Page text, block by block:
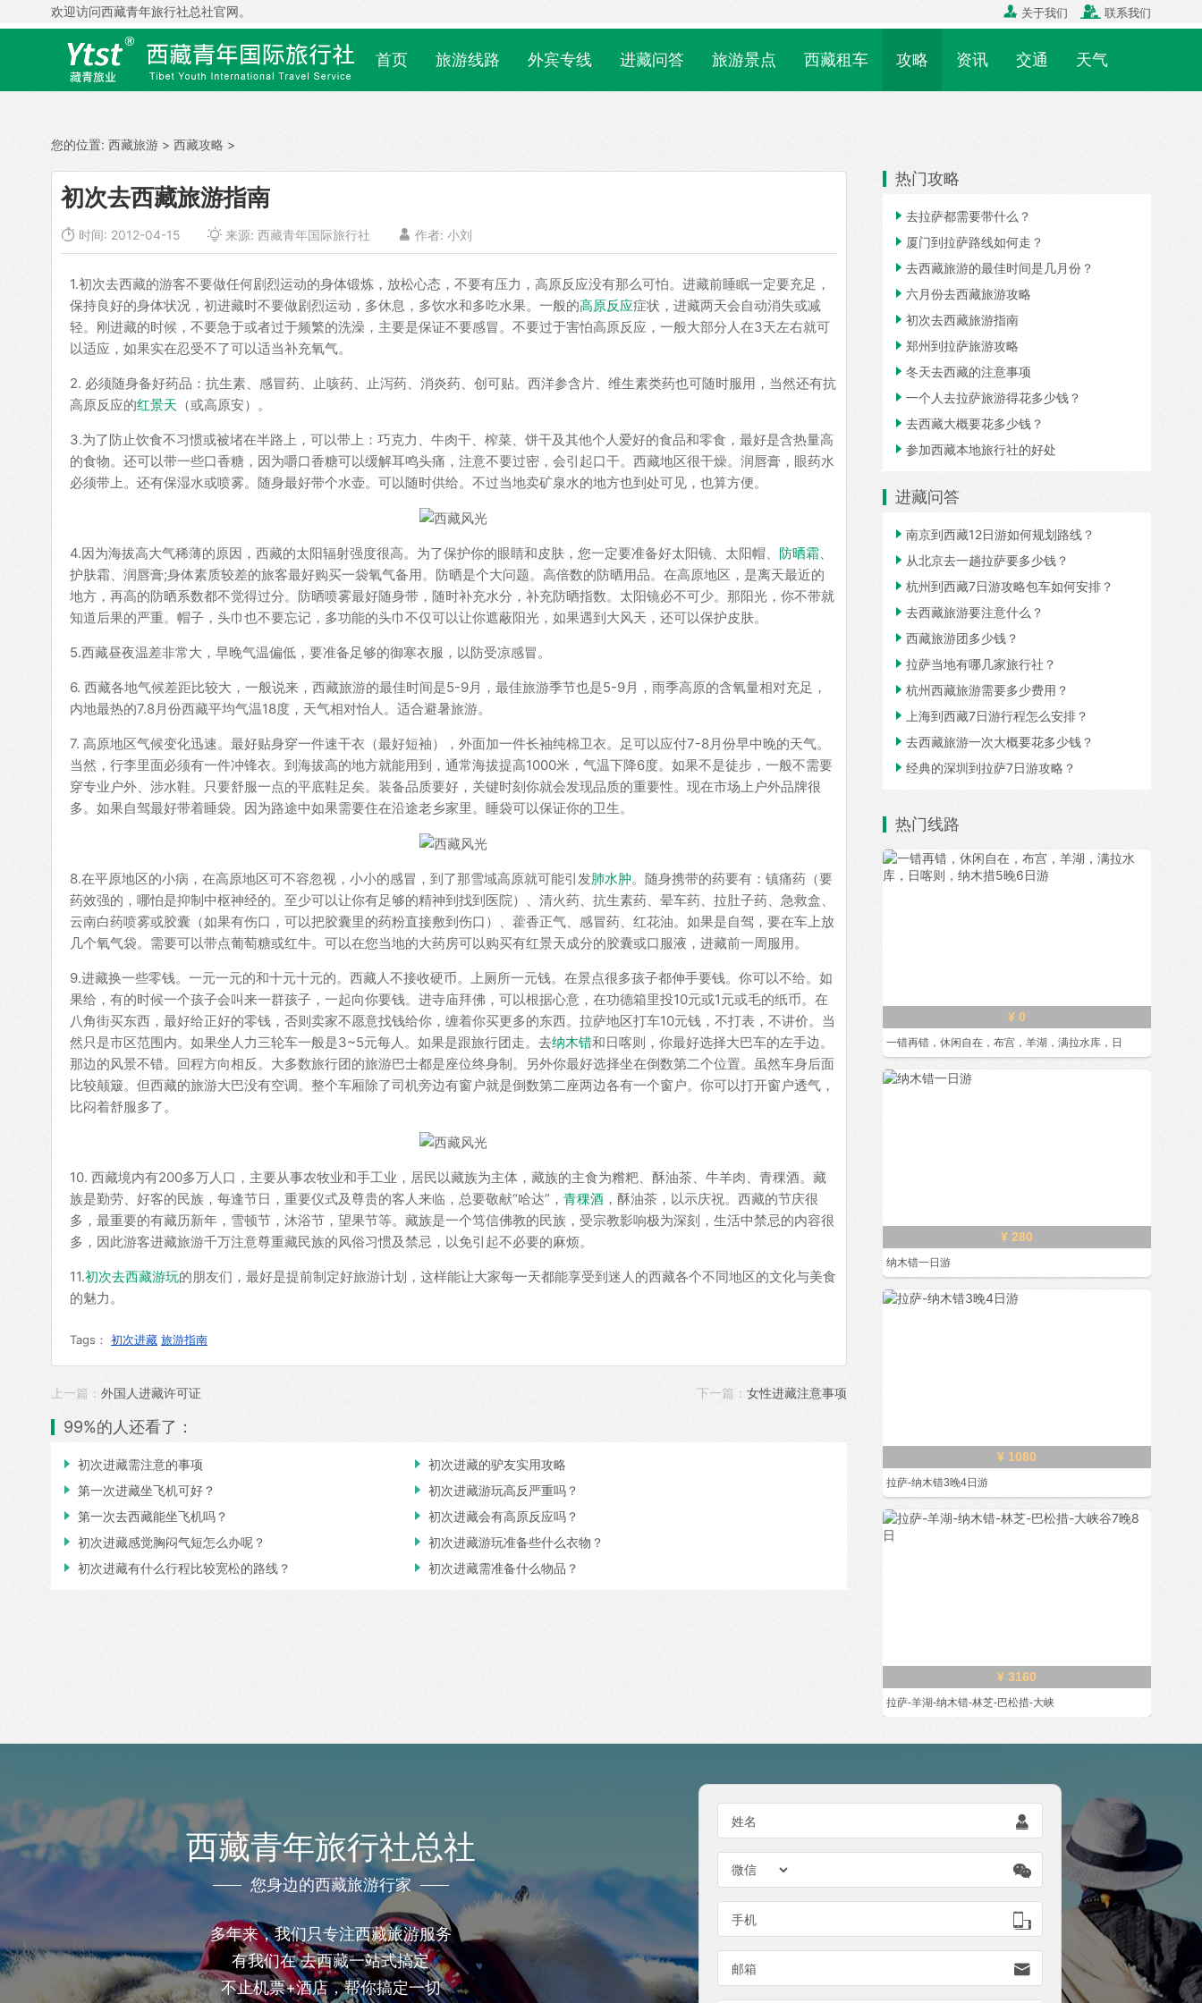
欢迎访问西藏青年旅行社总社官网。  关于我们  联系我们
首页 旅游线路 外宾专线 进藏问答 旅游景点 西藏租车 攻略 资讯 交通 天气
您的位置: 西藏旅游 > 西藏攻略 >
初次去西藏旅游指南
 时间: 2012-04-15 来源: 西藏青年国际旅行社  作者: 小刘
1.初次去西藏的游客不要做任何剧烈运动的身体锻炼，放松心态，不要有压力，高原反应没有那么可怕。进藏前睡眠一定要充足，
保持良好的身体状况，初进藏时不要做剧烈运动，多休息，多饮水和多吃水果。一般的高原反应症状，进藏两天会自动消失或减
轻。刚进藏的时候，不要急于或者过于频繁的洗澡，主要是保证不要感冒。不要过于害怕高原反应，一般大部分人在3天左右就可
以适应，如果实在忍受不了可以适当补充氧气。
2. 必须随身备好药品：抗生素、感冒药、止咳药、止泻药、消炎药、创可贴。西洋参含片、维生素类药也可随时服用，当然还有抗
高原反应的红景天 （或高原安）。
3.为了防止饮食不习惯或被堵在半路上，可以带上：巧克力、牛肉干、榨菜、饼干及其他个人爱好的食品和零食，最好是含热量高
的食物。还可以带一些口香糖，因为嚼口香糖可以缓解耳鸣头痛，注意不要过密，会引起口干。西藏地区很干燥。润唇膏，眼药水
必须带上。还有保湿水或喷雾。随身最好带个水壶。可以随时供给。不过当地卖矿泉水的地方也到处可见，也算方便。
4.因为海拔高大气稀薄的原因，西藏的太阳辐射强度很高。为了保护你的眼睛和皮肤，您一定要准备好太阳镜、太阳帽、 防晒霜、
护肤霜、润唇膏;身体素质较差的旅客最好购买一袋氧气备用。防晒是个大问题。高倍数的防晒用品。在高原地区，是离天最近的
地方，再高的防晒系数都不觉得过分。防晒喷雾最好随身带，随时补充水分，补充防晒指数。太阳镜必不可少。那阳光，你不带就
知道后果的严重。帽子，头巾也不要忘记，多功能的头巾不仅可以让你遮蔽阳光，如果遇到大风天，还可以保护皮肤。
5.西藏昼夜温差非常大，早晚气温偏低，要准备足够的御寒衣服，以防受凉感冒。
6. 西藏各地气候差距比较大，一般说来，西藏旅游的最佳时间是5-9月，最佳旅游季节也是5-9月，雨季高原的含氧量相对充足，
内地最热的7.8月份西藏平均气温18度，天气相对怡人。适合避暑旅游。
7. 高原地区气候变化迅速。最好贴身穿一件速干衣（最好短袖），外面加一件长袖纯棉卫衣。足可以应付7-8月份早中晚的天气。
当然，行李里面必须有一件冲锋衣。到海拔高的地方就能用到，通常海拔提高1000米，气温下降6度。如果不是徒步，一般不需要
穿专业户外、涉水鞋。只要舒服一点的平底鞋足矣。装备品质要好，关键时刻你就会发现品质的重要性。现在市场上户外品牌很
多。如果自驾最好带着睡袋。因为路途中如果需要住在沿途老乡家里。睡袋可以保证你的卫生。
8.在平原地区的小病，在高原地区可不容忽视，小小的感冒，到了那雪域高原就可能引发肺水肿。随身携带的药要有：镇痛药（要
药效强的，哪怕是抑制中枢神经的。至少可以让你有足够的精神到找到医院）、清火药、抗生素药、晕车药、拉肚子药、急救盒、
云南白药喷雾或胶囊（如果有伤口，可以把胶囊里的药粉直接敷到伤口）、藿香正气、感冒药、红花油。如果是自驾，要在车上放
几个氧气袋。需要可以带点葡萄糖或红牛。可以在您当地的大药房可以购买有红景天成分的胶囊或口服液，进藏前一周服用。
9.进藏换一些零钱。一元一元的和十元十元的。西藏人不接收硬币。上厕所一元钱。在景点很多孩子都伸手要钱。你可以不给。如
果给，有的时候一个孩子会叫来一群孩子，一起向你要钱。进寺庙拜佛，可以根据心意，在功德箱里投10元或1元或毛的纸币。在
八角街买东西，最好给正好的零钱，否则卖家不愿意找钱给你，缠着你买更多的东西。拉萨地区打车10元钱，不打表，不讲价。当
然只是市区范围内。如果坐人力三轮车一般是3~5元每人。如果是跟旅行团走。去纳木错和日喀则，你最好选择大巴车的左手边。
那边的风景不错。回程方向相反。大多数旅行团的旅游巴士都是座位终身制。另外你最好选择坐在倒数第二个位置。虽然车身后面
比较颠簸。但西藏的旅游大巴没有空调。整个车厢除了司机旁边有窗户就是倒数第二座两边各有一个窗户。你可以打开窗户透气，
比闷着舒服多了。
10. 西藏境内有200多万人口，主要从事农牧业和手工业，居民以藏族为主体，藏族的主食为糌粑、酥油茶、牛羊肉、青稞酒。藏
族是勤劳、好客的民族，每逢节日，重要仪式及尊贵的客人来临，总要敬献“哈达”， 青稞酒 ，酥油茶，以示庆祝。西藏的节庆很
多，最重要的有藏历新年，雪顿节，沐浴节，望果节等。藏族是一个笃信佛教的民族，受宗教影响极为深刻，生活中禁忌的内容很
多，因此游客进藏旅游千万注意尊重藏民族的风俗习惯及禁忌，以免引起不必要的麻烦。
11.初次去西藏游玩的朋友们，最好是提前制定好旅游计划，这样能让大家每一天都能享受到迷人的西藏各个不同地区的文化与美食
的魅力。
Tags： 初次进藏 旅游指南
上一篇： 外国人进藏许可证 下一篇： 女性进藏注意事项
99%的人还看了：
 初次进藏需注意的事项  初次进藏的驴友实用攻略
 第一次进藏坐飞机可好？  初次进藏游玩高反严重吗？
 第一次去西藏能坐飞机吗？  初次进藏会有高原反应吗？
 初次进藏感觉胸闷气短怎么办呢？  初次进藏游玩准备些什么衣物？
 初次进藏有什么行程比较宽松的路线？  初次进藏需准备什么物品？
热门攻略
 去拉萨都需要带什么？
 厦门到拉萨路线如何走？
 去西藏旅游的最佳时间是几月份？
 六月份去西藏旅游攻略
 初次去西藏旅游指南
 郑州到拉萨旅游攻略
 冬天去西藏的注意事项
 一个人去拉萨旅游得花多少钱？
 去西藏大概要花多少钱？
 参加西藏本地旅行社的好处
进藏问答
 南京到西藏12日游如何规划路线？
 从北京去一趟拉萨要多少钱？
 杭州到西藏7日游攻略包车如何安排？
 去西藏旅游要注意什么？
 西藏旅游团多少钱？
 拉萨当地有哪几家旅行社？
 杭州西藏旅游需要多少费用？
 上海到西藏7日游行程怎么安排？
 去西藏旅游一次大概要花多少钱？
 经典的深圳到拉萨7日游攻略？
热门线路
¥ 0
一错再错，休闲自在，布宫，羊湖，满拉水库，日
¥ 280
纳木错一日游
¥ 1080
拉萨-纳木错3晚4日游
¥ 3160
拉萨-羊湖-纳木错-林芝-巴松措-大峡
西藏青年旅行社总社
您身边的西藏旅游行家
多年来，我们只专注西藏旅游服务
有我们在 去西藏一站式搞定
不止机票+酒店，帮你搞定一切
姓名 

手机 
邮箱 